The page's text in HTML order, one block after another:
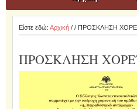
Είστε εδώ: Αρχική/ / ΠΡΟΣΚΛΗΣΗ
ΠΡΟΣΚΛΗΣΗ